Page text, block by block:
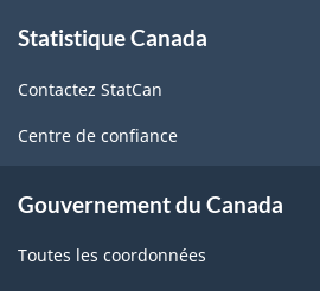
propos
ce
site
Statistique Canada
Contactez StatCan
Centre de confiance
Gouvernement du Canada
Toutes les coordonnées